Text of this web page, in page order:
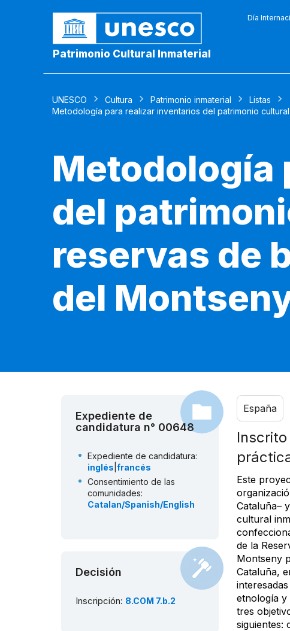
Patrimonio Cultural Inmaterial
Día
UNESCO Cultura Patrimonio inmaterial
Listas
Metodología para realizar inventarios del patrimonio
Metodología
del
reservas de
del
Expediente de
candidatura n° 00648
Expediente de candidatura:
inglés francés
Consentimiento de las
comunidades:
Catalan/Spanish/English
Decisión
Inscripción: 8.COM 7.b.2
España
Este
Cataluña–
cultural
de la
Montseny
Cataluña,
etnología y
tres
siguientes: